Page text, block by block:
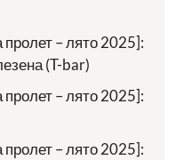
– лято 2025]:
(T-bar)
– лято 2025]:
– лято 2025]: